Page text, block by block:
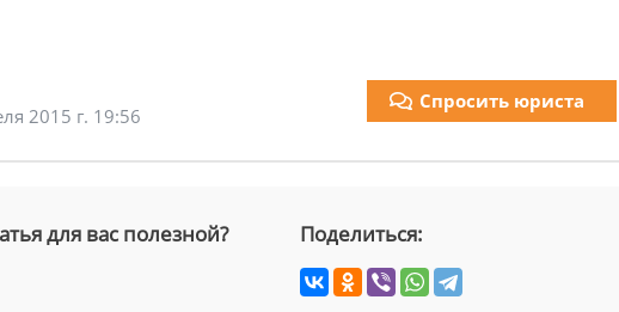
2015 г. 19:56
Спросить юриста
для вас полезной? Поделиться: